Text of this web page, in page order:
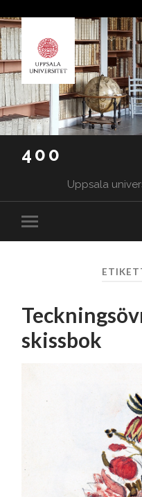
400
Uppsala
på/av
skissbok